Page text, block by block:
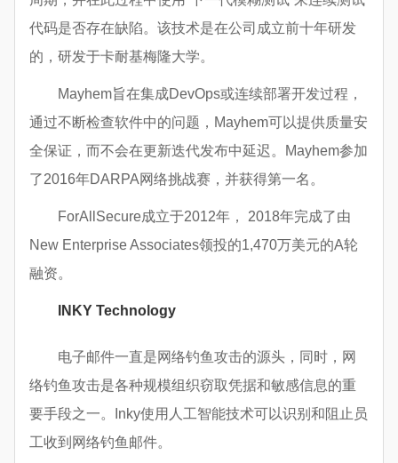
代码是否存在缺陷。该技术是在公司成立前十年研发
的，研发于卡耐基梅隆大学。
Mayhem旨在集成DevOps或连续部署开发过程，
通过不断检查软件中的问题，Mayhem可以提供质量安
全保证，而不会在更新迭代发布中延迟。Mayhem参加
了2016年DARPA网络挑战赛，并获得第一名。
ForAllSecure成立于2012年， 2018年完成了由
New Enterprise Associates领投的1,470万美元的A轮
融资。
INKY Technology
电子邮件一直是网络钓鱼攻击的源头，同时，网
络钓鱼攻击是各种规模组织窃取凭据和敏感信息的重
要手段之一。Inky使用人工智能技术可以识别和阻止员
工收到网络钓鱼邮件。